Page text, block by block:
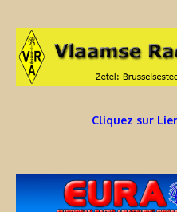
Cliquez sur